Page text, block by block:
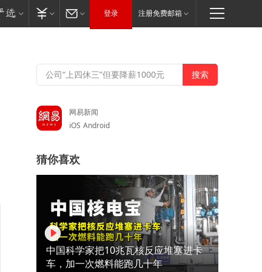
登录 注册免费邮箱
网易新闻
iOS Android
猜你喜欢
中国科学家把10兆瓦核反应堆塞进卡
车，加一次燃料能跑几十年